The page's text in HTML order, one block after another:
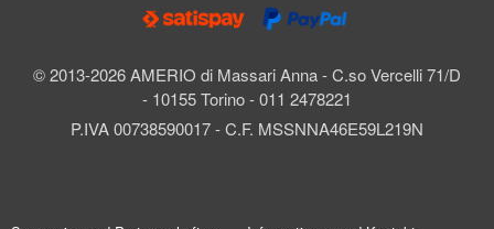
© 2013-2026 AMERIO di Massari Anna - C.so Vercelli 71/D
- 10155 Torino - 011 2478221
P.IVA 00738590017 - C.F. MSSNNA46E59L219N